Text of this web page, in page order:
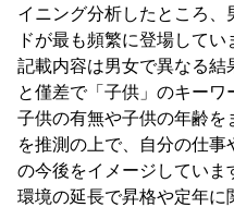
イニング分析したところ
ドが最も頻繁に登場して
記載内容は男女で異なる
と僅差で「子供」のキー
子供の有無や子供の年齢を
を推測の上で、自分の仕
の今後をイメージしてい
環境の延長で昇格や定年に